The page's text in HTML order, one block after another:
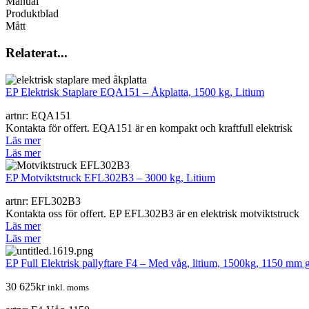
Produktblad
Mått
Relaterat...
EP Elektrisk Staplare EQA151 – Åkplatta, 1500 kg, Litium
artnr: EQA151
Kontakta för offert. EQA151 är en kompakt och kraftfull elektrisk
Läs mer
Läs mer
EP Motviktstruck EFL302B3 – 3000 kg, Litium
artnr: EFL302B3
Kontakta oss för offert. EP EFL302B3 är en elektrisk motviktstruck
Läs mer
Läs mer
EP Full Elektrisk pallyftare F4 – Med våg, litium, 1500kg, 1150 mm
30 625kr inkl. moms